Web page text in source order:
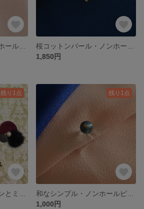
1,850円
残り1点 残り1点
1,000円